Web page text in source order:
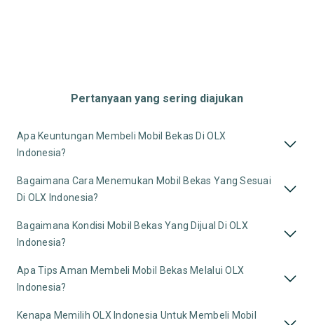
Pertanyaan yang sering diajukan
Apa Keuntungan Membeli Mobil Bekas Di OLX
Indonesia?
Bagaimana Cara Menemukan Mobil Bekas Yang Sesuai
Di OLX Indonesia?
Bagaimana Kondisi Mobil Bekas Yang Dijual Di OLX
Indonesia?
Apa Tips Aman Membeli Mobil Bekas Melalui OLX
Indonesia?
Kenapa Memilih OLX Indonesia Untuk Membeli Mobil